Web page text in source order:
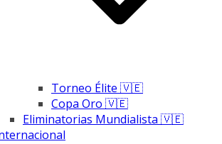
Torneo Élite 🇻🇪
Copa Oro 🇻🇪
Eliminatorias Mundialista 🇻🇪